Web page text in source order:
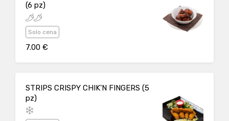
(6 pz)
Solo cena
7.00 €
STRIPS CRISPY CHIK'N FINGERS (5
pz)